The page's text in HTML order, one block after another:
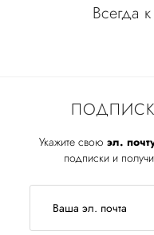
Укажите свою эл.
подписки и
Всегда